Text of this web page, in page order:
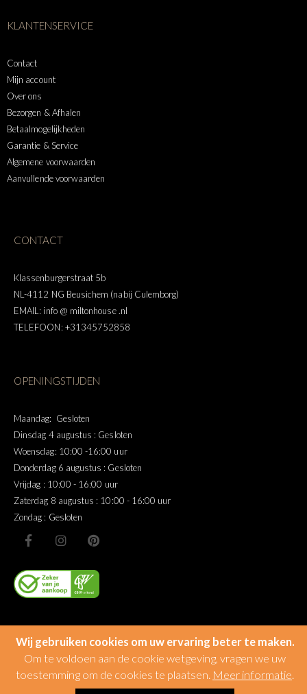
Wij gebruiken cookies om uw ervaring beter te maken.
Om te voldoen aan de cookie wetgeving, vragen we uw
toestemming om de cookies te plaatsen. Meer informatie.
KLANTENSERVICE
Contact
Mijn account
Over ons
Bezorgen & Afhalen
Betaalmogelijkheden
Garantie & Service
Algemene voorwaarden
Aanvullende voorwaarden
CONTACT
Klassenburgerstraat 5b
NL-4112 NG Beusichem (nabij Culemborg)
EMAIL: info @ miltonhouse .nl
TELEFOON: +31345752858
OPENINGSTIJDEN
Maandag: Gesloten
Dinsdag 4 augustus : Gesloten
Woensdag: 10:00 -16:00 uur
Donderdag 6 augustus : Gesloten
Vrijdag : 10:00 - 16:00 uur
Zaterdag 8 augustus : 10:00 - 16:00 uur
Zondag : Gesloten